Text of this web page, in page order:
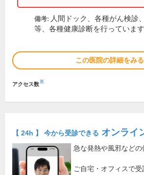
備考: 人間ドック、各種がん検診
等、各種健康診断を行っていま
この医院の詳細をみる
アクセス数※
【 24h 】 今から受診できる オンライ
急な発熱や風邪などの
ご自宅・オフィスで受